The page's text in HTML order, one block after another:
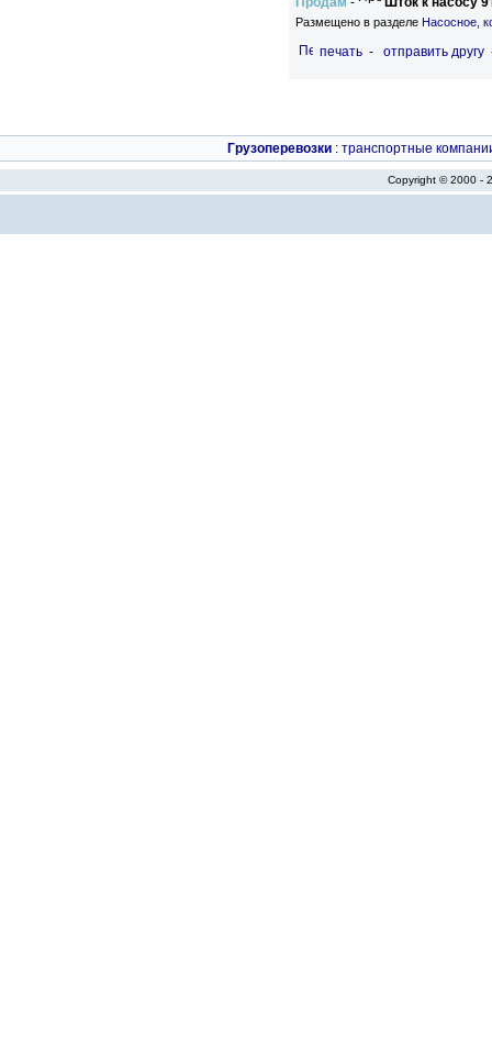
Размещено в разделе Насосное,
печать - отправить другу
Грузоперевозки : транспортные
Copyright © 2000 -